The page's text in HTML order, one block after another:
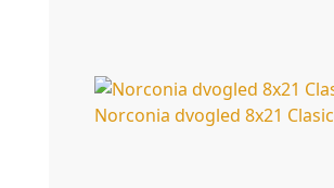
Norconia dvogled 8x21 Clasic